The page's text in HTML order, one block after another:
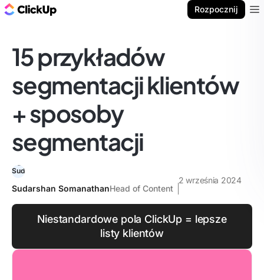
Rozpocznij
15 przykładów
segmentacji klientów
+ sposoby
segmentacji
Sudarshan SomanathanHead of Content
2 września 2024
Niestandardowe pola ClickUp = lepsze
listy klientów